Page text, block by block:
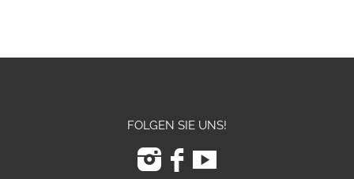
FOLGEN SIE UNS!